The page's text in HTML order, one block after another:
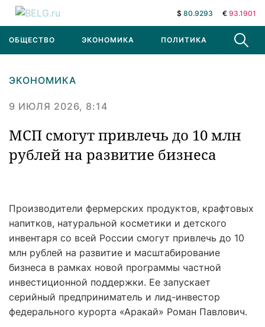
$ 80.9293 € 93.1901
ОБЩЕСТВО ЭКОНОМИКА ПОЛИТИКА В МИРЕ
ЭКОНОМИКА
9 ИЮЛЯ 2026, 8:14
МСП смогут привлечь до 10 млн
рублей на развитие бизнеса
Производители фермерских продуктов, крафтовых
напитков, натуральной косметики и детского
инвентаря со всей России смогут привлечь до 10
млн рублей на развитие и масштабирование
бизнеса в рамках новой программы частной
инвестиционной поддержки. Ее запускает
серийный предприниматель и лид-инвестор
федерального курорта «Аракай» Роман Павлович.